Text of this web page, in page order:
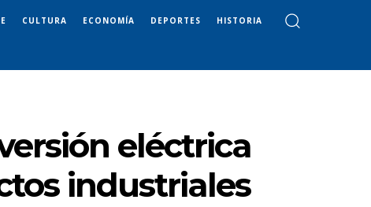
CULTURA ECONOMÍA DEPORTES HISTORIA
eléctrica
industriales